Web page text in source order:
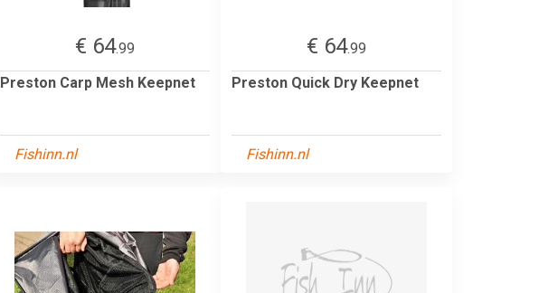
€ 64.99
Preston Carp Mesh Keepnet
Fishinn.nl
€ 64.99
Preston Quick Dry Keepnet
Fishinn.nl